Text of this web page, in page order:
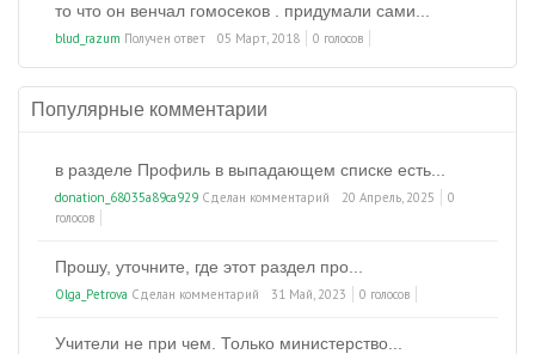
то что он венчал гомосеков . придумали сами...
blud_razum Получен ответ 05 Март, 2018 0 голосов
Популярные комментарии
в разделе Профиль в выпадающем списке есть...
donation_68035a89ca929 Сделан комментарий 20 Апрель, 2025
0
голосов
Прошу, уточните, где этот раздел про...
Olga_Petrova Сделан комментарий 31 Май, 2023 0 голосов
Учители не при чем. Только министерство...